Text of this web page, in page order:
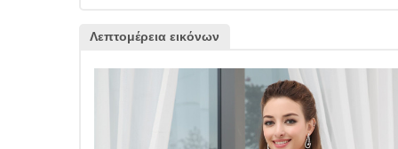
Λεπτομέρεια εικόνων